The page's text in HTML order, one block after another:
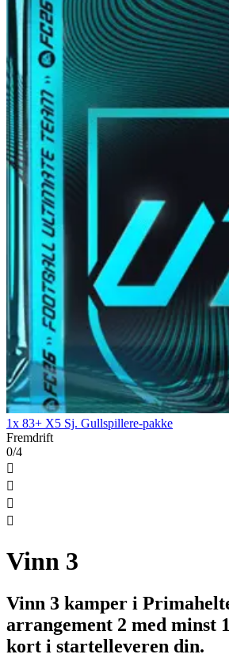
1x 83+ X5 Sj. Gullspillere-pakke
Fremdrift
0/4




Vinn 3
Vinn 3 kamper i
arrangement 2 med minst
kort i startelleveren din.